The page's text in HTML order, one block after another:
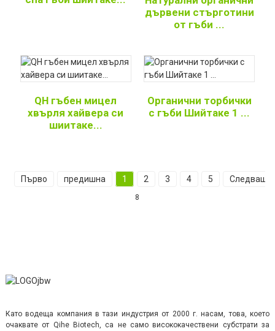
дървени стърготини
от гъби ...
QH гъбен мицел
хвърля хайвера си
шиитаке...
Органични торбички
с гъби Шийтаке 1 ...
Първо предишна 1 2 3 4 5
8
Като водеща компания в тази индустрия от 2000 г. насам, това, което
очаквате от Qihe Biotech, са не само висококачествени субстрати за